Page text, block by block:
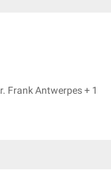
Dr. No, Dr. Frank Antwerpes + 1